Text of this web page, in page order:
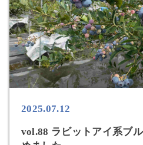
2025.07.12
vol.88 ラビットアイ系ブ